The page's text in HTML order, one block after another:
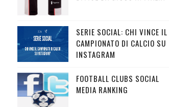
SERIE SOCIAL: CHI VINCE IL
CAMPIONATO DI CALCIO SU
INSTAGRAM
FOOTBALL CLUBS SOCIAL
MEDIA RANKING